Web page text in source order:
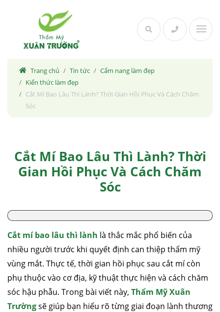
Trang chủ Tin tức
Cẩm nang làm đẹp
Kiến thức làm đẹp
Cắt Mí Bao Lâu Thì Lành? Thời Gian Hồi Phục Và Cách Chăm
Sóc
Cắt Mí Bao Lâu Thì Lành? Thời
Gian Hồi Phục Và Cách Chăm
Sóc
Cắt mí bao lâu thì lành là thắc mắc phổ biến của
nhiều người trước khi quyết định can thiệp thẩm mỹ
vùng mắt. Thực tế, thời gian hồi phục sau cắt mí còn
phụ thuộc vào cơ địa, kỹ thuật thực hiện và cách chăm
sóc hậu phẫu. Trong bài viết này, Thẩm Mỹ Xuân
Trườngsẽ giúp bạn hiểu rõ từng giai đoạn lành thương